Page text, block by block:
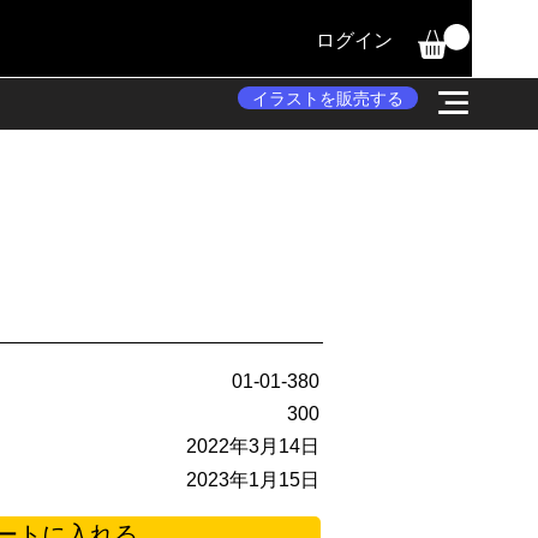
ログイン
イラストを販売する
01-01-380
300
2022年3月14日
2023年1月15日